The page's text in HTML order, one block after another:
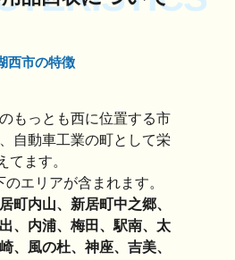
西市の特徴
のもっとも西に位置する市
自動車工業の町として栄
てます。
エリアが含まれます。
町内山、新居町中之郷、
、内浦、梅田、駅南、太
、風の杜、神座、吉美、